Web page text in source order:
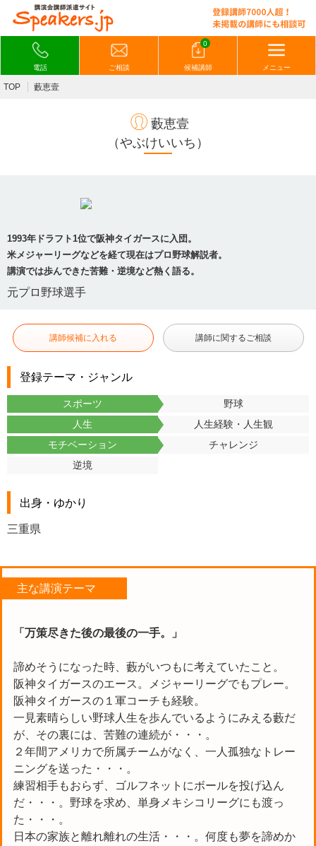
電話 ご相談
0
候補講師 メニュー
TOP 藪恵壹
藪恵壹
（やぶけいいち）
1993年ドラフト1位で阪神タイガースに入団。
米メジャーリーグなどを経て現在はプロ野球解説者。
講演では歩んできた苦難・逆境など熱く語る。
元プロ野球選手
講師候補に入れる 講師に関するご相談
登録テーマ・ジャンル
スポーツ
野球
人生
人生経験・人生観
モチベーション
チャレンジ
逆境
出身・ゆかり
三重県
主な講演テーマ
「万策尽きた後の最後の一手。」
諦めそうになった時、藪がいつもに考えていたこと。
阪神タイガースのエース。メジャーリーグでもプレー。
阪神タイガースの１軍コーチも経験。
一見素晴らしい野球人生を歩んでいるようにみえる藪だ
が、その裏には、苦難の連続が・・・。
２年間アメリカで所属チームがなく、一人孤独なトレー
ニングを送った・・・。
練習相手もおらず、ゴルフネットにボールを投げ込ん
だ・・・。野球を求め、単身メキシコリーグにも渡っ
た・・・。
日本の家族と離れ離れの生活・・・。何度も夢を諦めか